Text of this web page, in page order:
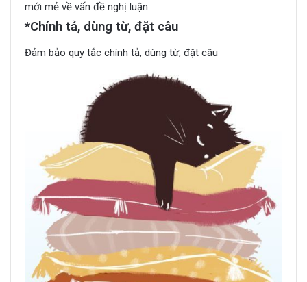
mới mẻ về vấn đề nghị luận
*Chính tả, dùng từ, đặt câu
Đảm bảo quy tắc chính tả, dùng từ, đặt câu